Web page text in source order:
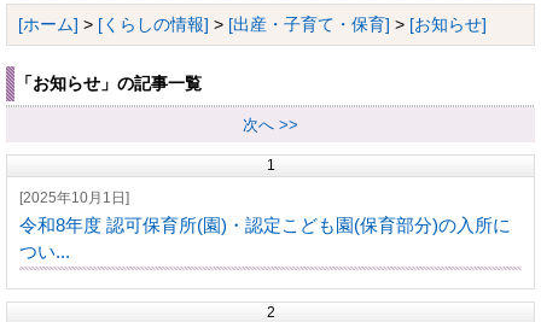
[ホーム] > [くらしの情報] > [出産・子育て・保育] > [お知らせ]
「お知らせ」の記事一覧
次へ >>
1
[2025年10月1日]
令和8年度 認可保育所(園)・認定こども園(保育部分)の入所に
つい...
2